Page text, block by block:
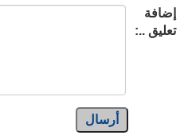
إضافة
تعليق ..:
أرسال